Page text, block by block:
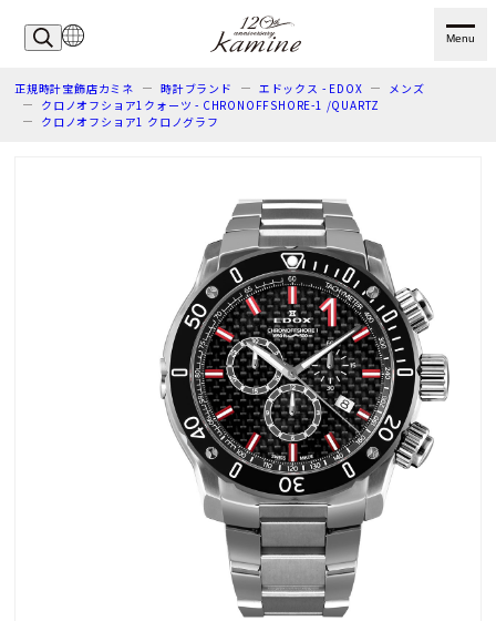
Menu
正規時計宝飾店カミネ 時計ブランド エドックス - EDOX
メンズ
クロノオフショア1クォーツ - CHRONOFFSHORE-1 /QUARTZ
クロノオフショア1 クロノグラフ